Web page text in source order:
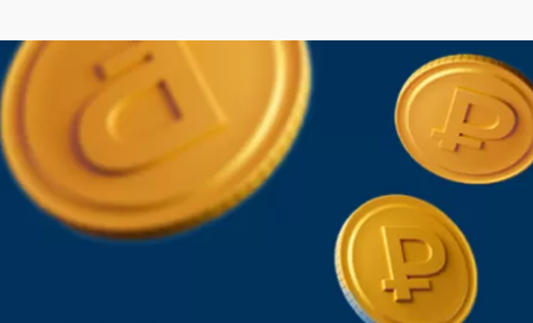
Оружие и патроны
Средства для ухода за оружием
Тюнинг оружия и ЗИП